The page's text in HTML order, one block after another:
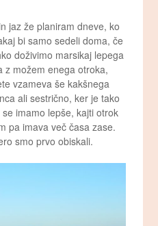
jaz že planiram dneve, ko
bi samo sedeli doma, če
doživimo marsikaj lepega
z možem enega otroka,
vzameva še kakšnega
ali sestrično, ker je tako
imamo lepše, kajti otrok
pa imava več časa zase.
smo prvo obiskali.